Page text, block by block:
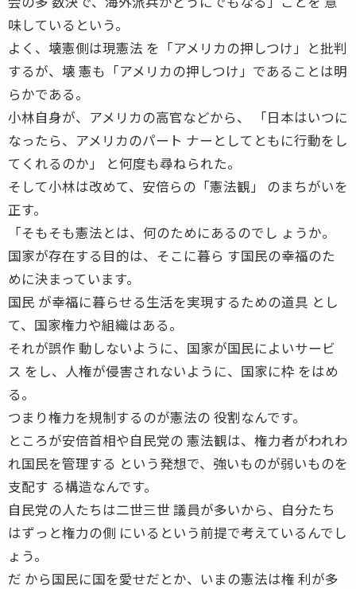
味しているという。
よく、壊憲側は現憲法 を「アメリカの押しつけ」と批判
するが、壊 憲も「アメリカの押しつけ」であることは明
らかである。
小林自身が、アメリカの高官などから、 「日本はいつに
なったら、アメリカのパート ナーとしてともに行動をし
てくれるのか」 と何度も尋ねられた。
そして小林は改めて、安倍らの「憲法観」 のまちがいを
正す。
「そもそも憲法とは、何のためにあるのでし ょうか。
国家が存在する目的は、そこに暮ら す国民の幸福のた
めに決まっています。
国民 が幸福に暮らせる生活を実現するための道具 とし
て、国家権力や組織はある。
それが誤作 動しないように、国家が国民によいサービ
ス をし、人権が侵害されないように、国家に枠 をはめ
る。
つまり権力を規制するのが憲法の 役割なんです。
ところが安倍首相や自民党の 憲法観は、権力者がわれわ
れ国民を管理する という発想で、強いものが弱いものを
支配す る構造なんです。
自民党の人たちは二世三世 議員が多いから、自分たち
はずっと権力の側 にいるという前提で考えているんでし
ょう。
だ から国民に国を愛せだとか、いまの憲法は権 利が多